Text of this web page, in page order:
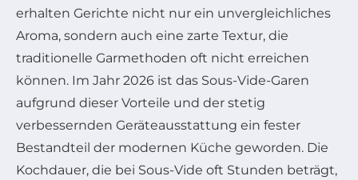
erhalten Gerichte nicht nur ein unvergleichliches
Aroma, sondern auch eine zarte Textur, die
traditionelle Garmethoden oft nicht erreichen
können. Im Jahr 2026 ist das Sous-Vide-Garen
aufgrund dieser Vorteile und der stetig
verbessernden Geräteausstattung ein fester
Bestandteil der modernen Küche geworden. Die
Kochdauer, die bei Sous-Vide oft Stunden beträgt,